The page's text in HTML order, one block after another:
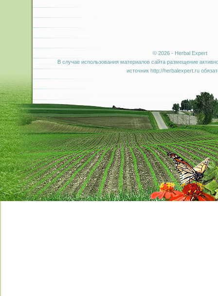
© 2026 - Herbal Expert
В случае использования материалов сайта размещение
источник http://herbalexpert.ru